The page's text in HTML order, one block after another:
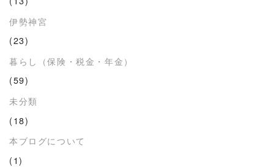
伊勢神宮
(23)
暮らし（保険・税金・年金）
(59)
未分類
(18)
本ブログについて
(1)